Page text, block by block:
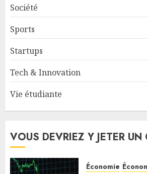
Société
Sports
Startups
Tech & Innovation
Vie étudiante
VOUS DEVRIEZ Y JETER UN
Économie